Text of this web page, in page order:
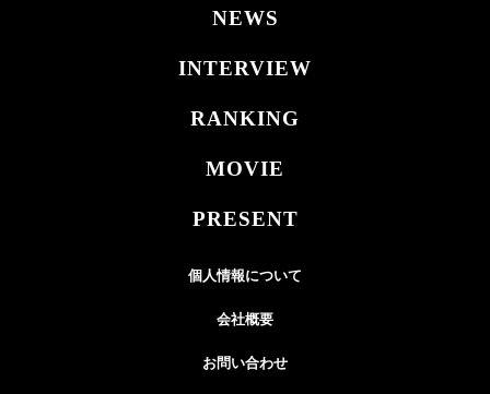
NEWS
INTERVIEW
RANKING
MOVIE
PRESENT
個人情報について
会社概要
お問い合わせ